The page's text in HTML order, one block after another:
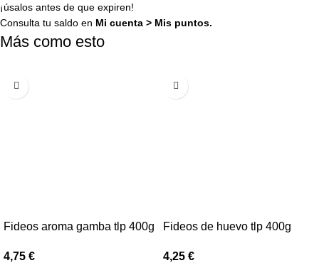
¡úsalos antes de que expiren!
Consulta tu saldo en Mi cuenta > Mis puntos.
Más como esto
Fideos aroma gamba tlp 400g
4,75 €
Fideos de huevo tlp 400g
4,25 €